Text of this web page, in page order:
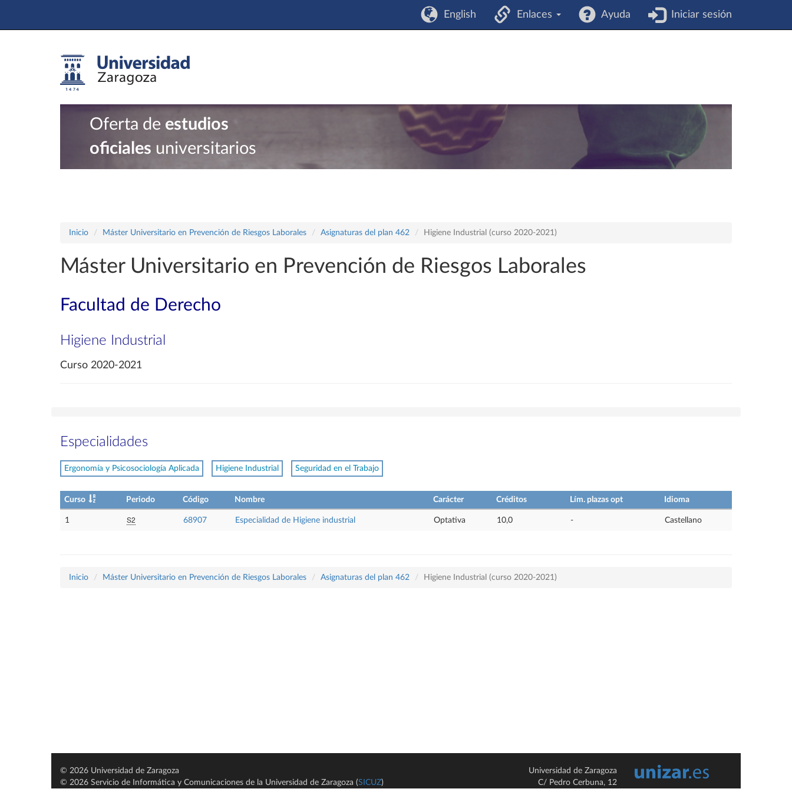
English Enlaces Ayuda Iniciar sesión
Oferta de estudios
oficiales universitarios
Inicio Máster Universitario en Prevención de Riesgos Laborales Asignaturas del plan 462 Higiene Industrial (curso 2020-2021)
Máster Universitario en Prevención de Riesgos Laborales
Facultad de Derecho
Higiene Industrial
Curso 2020-2021
Especialidades
Ergonomía y Psicosociología Aplicada Higiene Industrial Seguridad en el Trabajo
Curso Periodo Código Nombre Carácter Créditos Lím. plazas opt Idioma
1 S2 68907 Especialidad de Higiene industrial Optativa 10,0 - Castellano
Inicio Máster Universitario en Prevención de Riesgos Laborales Asignaturas del plan 462 Higiene Industrial (curso 2020-2021)
© 2026 Universidad de Zaragoza
© 2026 Servicio de Informática y Comunicaciones de la Universidad de Zaragoza (SICUZ)
Universidad de Zaragoza
C/ Pedro Cerbuna, 12